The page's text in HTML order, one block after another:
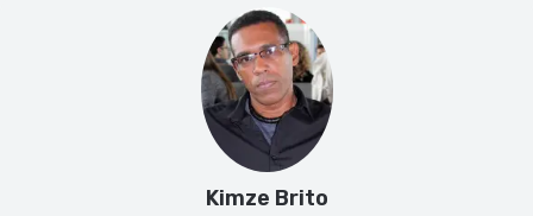
Kimze Brito